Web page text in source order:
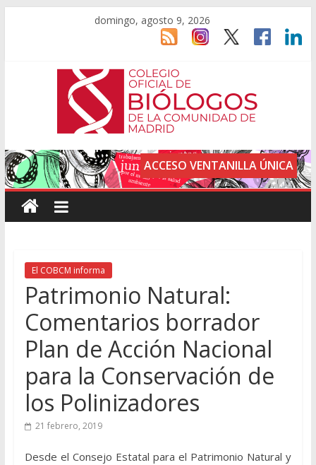
domingo, agosto 9, 2026
ACCESO VENTANILLA ÚNICA
El COBCM informa
Patrimonio Natural:
Comentarios borrador
Plan de Acción Nacional
para la Conservación de
los Polinizadores
21 febrero, 2019
Desde el Consejo Estatal para el Patrimonio Natural y